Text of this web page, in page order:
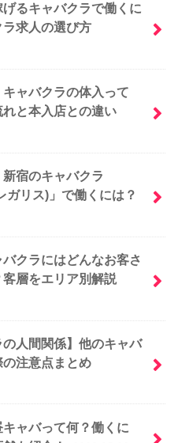
るキャバクラで働くに
求人の選び方
キャバクラの体入って
と本入店との違い
宿のキャバクラ
ガリス)」で働くには？
バクラにはどんなお客さ
客層をエリア別解説
の人間関係】他のキャバ
注意点まとめ
ャバって何？働くに